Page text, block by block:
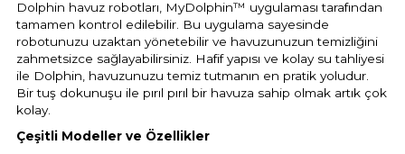
Sıvı pH Düşürücü
pH Yükseltici
Kalsiyum Hipoklorit %65 Klor
Kum Filtresi Temizleyici
Multi %90 Tablet Klor
Havuz Kışlık Bakım Ürünü
Havuz Sıvı Ph Düşürücü
Havuz Toz Ph+ Yükseltici
Spino Havuz
Süs Havuzu
Abs Skimmer
Havuz Dozaj
Dolphin havuz robotları, MyDolphin™️ uygulaması tarafından
tamamen kontrol edilebilir. Bu uygulama sayesinde
robotunuzu uzaktan yönetebilir ve havuzunuzun temizliğini
zahmetsizce sağlayabilirsiniz. Hafif yapısı ve kolay su tahliyesi
ile Dolphin, havuzunuzu temiz tutmanın en pratik yoludur.
Bir tuş dokunuşu ile pırıl pırıl bir havuza sahip olmak artık çok
kolay.
Çeşitli Modeller ve Özellikler